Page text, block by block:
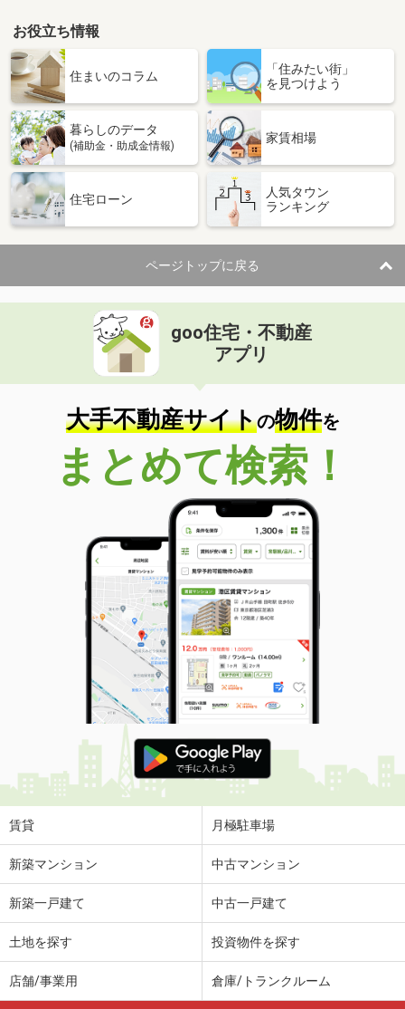
お役立ち情報
住まいのコラム
「住みたい街」
を見つけよう
暮らしのデータ
(補助金・助成金情報)
家賃相場
住宅ローン
人気タウン
ランキング
ページトップに戻る
goo住宅・不動産
アプリ
大手不動産サイトの物件を
まとめて検索！
賃貸 月極駐車場
新築マンション 中古マンション
新築一戸建て 中古一戸建て
土地を探す 投資物件を探す
店舗/事業用 倉庫/トランクルーム